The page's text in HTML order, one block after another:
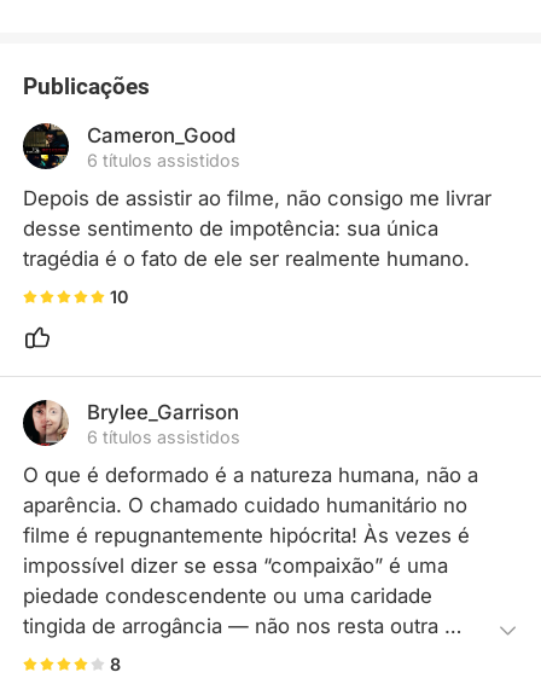
Publicações
Cameron_Good
6 títulos assistidos
Depois de assistir ao filme, não consigo me livrar
desse sentimento de impotência: sua única
tragédia é o fato de ele ser realmente humano.
10
Brylee_Garrison
6 títulos assistidos
O que é deformado é a natureza humana, não a
aparência. O chamado cuidado humanitário no
filme é repugnantemente hipócrita! Às vezes é
impossível dizer se essa “compaixão” é uma
piedade condescendente ou uma caridade
tingida de arrogância — não nos resta outra
opção a não ser aceitar tudo.
8